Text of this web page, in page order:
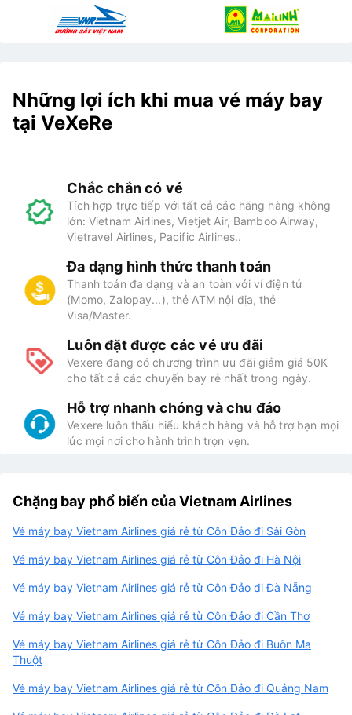
Những lợi ích khi mua vé máy bay
tại VeXeRe
Chắc chắn có vé
Tích hợp trực tiếp với tất cả các hãng hàng không
lớn: Vietnam Airlines, Vietjet Air, Bamboo Airway,
Vietravel Airlines, Pacific Airlines..
Đa dạng hình thức thanh toán
Thanh toán đa dạng và an toàn với ví điện tử
(Momo, Zalopay...), thẻ ATM nội địa, thẻ
Visa/Master.
Luôn đặt được các vé ưu đãi
Vexere đang có chương trình ưu đãi giảm giá 50K
cho tất cả các chuyến bay rẻ nhất trong ngày.
Hỗ trợ nhanh chóng và chu đáo
Vexere luôn thấu hiểu khách hàng và hỗ trợ bạn mọi
lúc mọi nơi cho hành trình trọn vẹn.
Chặng bay phổ biến của Vietnam Airlines
Vé máy bay Vietnam Airlines giá rẻ từ Côn Đảo đi Sài Gòn
Vé máy bay Vietnam Airlines giá rẻ từ Côn Đảo đi Hà Nội
Vé máy bay Vietnam Airlines giá rẻ từ Côn Đảo đi Đà Nẵng
Vé máy bay Vietnam Airlines giá rẻ từ Côn Đảo đi Cần Thơ
Vé máy bay Vietnam Airlines giá rẻ từ Côn Đảo đi Buôn Ma
Thuột
Vé máy bay Vietnam Airlines giá rẻ từ Côn Đảo đi Quảng Nam